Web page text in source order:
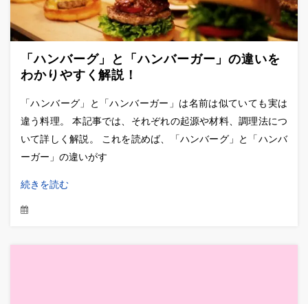
「ハンバーグ」と「ハンバーガー」の違いを
わかりやすく解説！
「ハンバーグ」と「ハンバーガー」は名前は似ていても実は
違う料理。 本記事では、それぞれの起源や材料、調理法につ
いて詳しく解説。 これを読めば、「ハンバーグ」と「ハンバ
ーガー」の違いがす
続きを読む